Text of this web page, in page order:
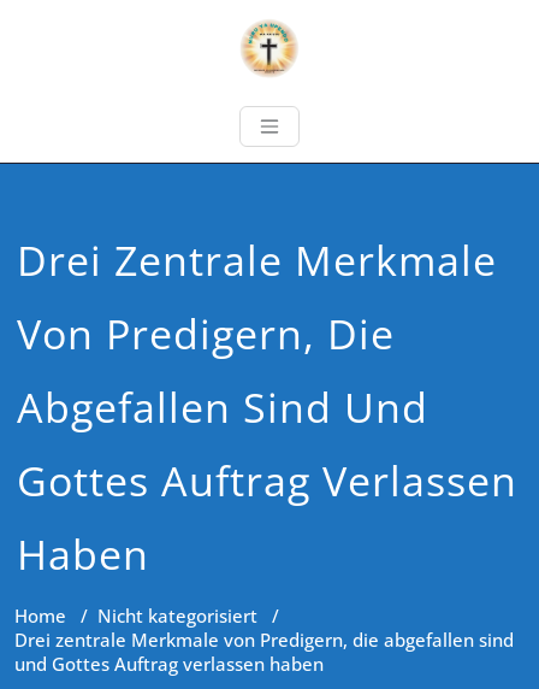
Drei Zentrale Merkmale
Von Predigern, Die
Abgefallen Sind Und
Gottes Auftrag Verlassen
Haben
Home / Nicht kategorisiert /
Drei zentrale Merkmale von Predigern, die abgefallen sind
und Gottes Auftrag verlassen haben